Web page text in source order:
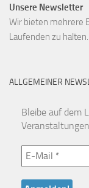
Unsere Newsletter
Wir bieten mehrere
Laufenden zu halten.
ALLGEMEINER
Bleibe auf dem